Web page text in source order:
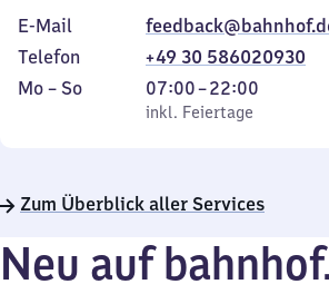
E-Mail
Telefon
+49 30 586020930
Montag
Mo – So,
inkl. Feiertage
07:00–22:00
Von
7
22
inkl. Feiertage
Zum Überblick aller Services
Neu auf